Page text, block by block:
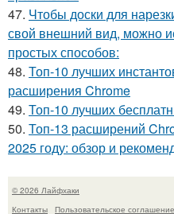
47. Чтобы доски для
свой внешний вид, можно
простых способов:
48. Топ-10 лучших
расширения Chrome
49. Топ-10 лучших
50. Топ-13 расширений
2025 году: обзор и
© 2026 Лайфхаки
Контакты
Пользовательское соглашение